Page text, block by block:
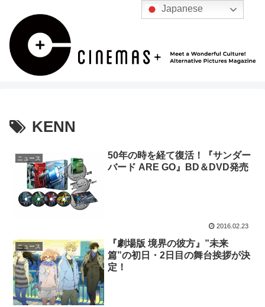
KENN
ニュース
50年の時を経て復活！『サンダー
バード ARE GO』BD＆DVD発売
2016.02.23
ニュース
『劇場版 境界の彼方』”未来
篇”の初日・2日目の舞台挨拶が決
定！
Japanese